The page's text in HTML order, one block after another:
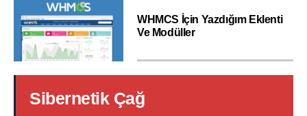
WHMCS İçin Yazdığım Eklenti
Ve Modüller
Sibernetik Çağ